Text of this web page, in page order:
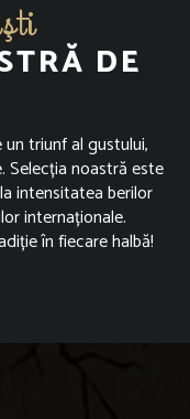
DE
triunf al gustului,
Selecția noastră este
intensitatea berilor
internaționale.
în fiecare halbă!